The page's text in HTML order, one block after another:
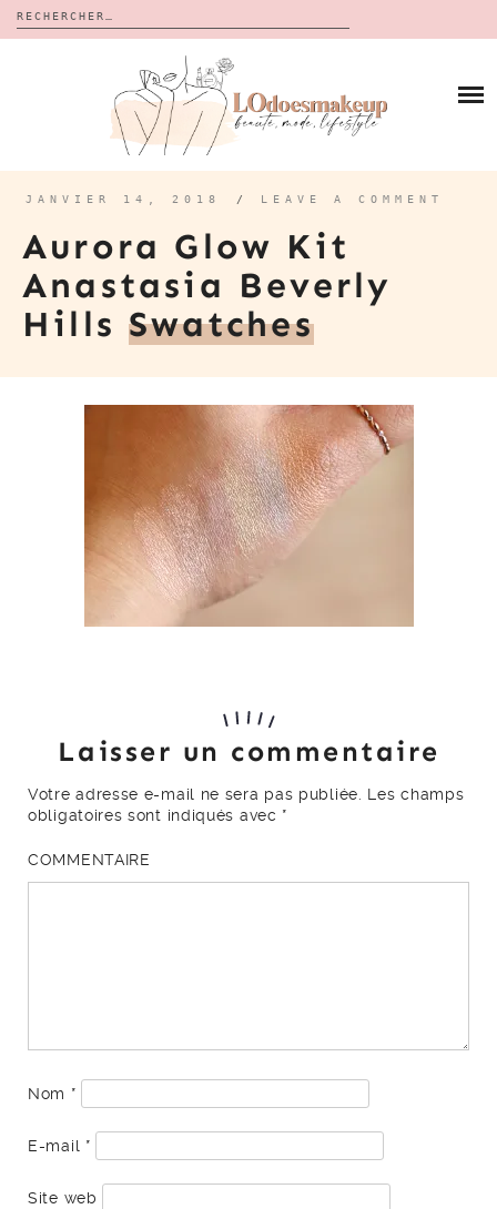
Rechercher :
CALENDRIERS DE L’AVENT
BON PLAN
À PROPOS
CONTACT
JANVIER 14, 2018 / LEAVE A COMMENT
Aurora Glow Kit
Anastasia Beverly
HillsSwatches
Laisser un commentaire
Votre adresse e-mail ne sera pas publiée.
Les champs
obligatoires sont indiqués avec *
COMMENTAIRE
Nom *
E-mail *
Site web